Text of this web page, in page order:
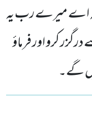
کہ اے میرے رب یہ
کرو اور فرماؤ
گے۔